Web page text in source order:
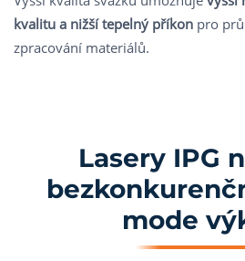
kvalitu a nižší tepelný příkon pro
zpracování materiálů.
Lasery IPG
mode